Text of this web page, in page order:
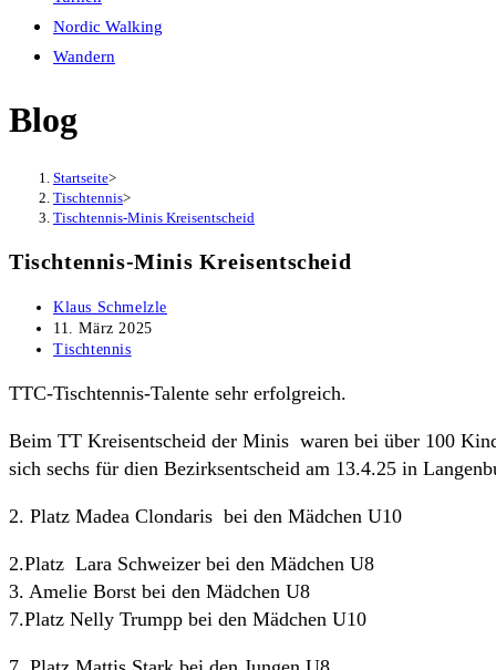
Nordic Walking
Wandern
Blog
Startseite>
Tischtennis>
Tischtennis-Minis Kreisentscheid
Tischtennis-Minis Kreisentscheid
Beitrags-
Autor:
Klaus Schmelzle
Beitrag
veröffentlicht:
11. März 2025
Beitrags-
Tischtennis
TTC-Tischtennis-Talente sehr erfolgreich.
Beim TT Kreisentscheid der Minis waren bei über 100
sich sechs für dien Bezirksentscheid am 13.4.25 in
2. Platz Madea Clondaris bei den Mädchen U10
2.Platz Lara Schweizer bei den Mädchen U8
3. Amelie Borst bei den Mädchen U8
7.Platz Nelly Trumpp bei den Mädchen U10